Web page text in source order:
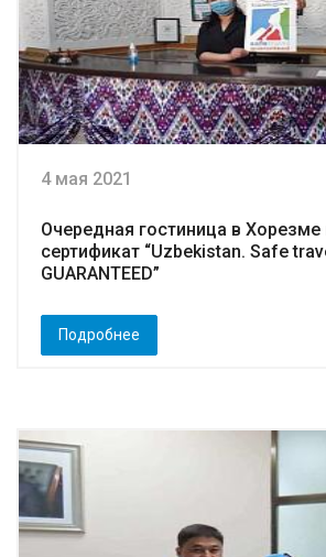
4 мая 2021
Очередная гостиница в Хорезме
сертификат “Uzbekistan. Safe
GUARANTEED”
Подробнее